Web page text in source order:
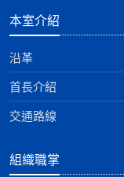
本室介紹
沿革
首長介紹
交通路線
組織職掌